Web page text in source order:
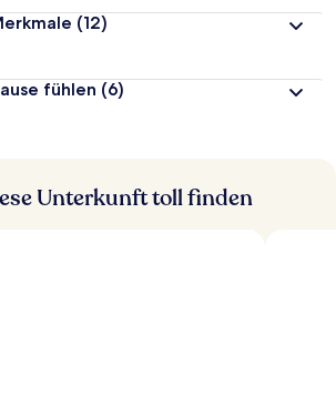
(12)
fühlen (6)
Unterkunft toll finden